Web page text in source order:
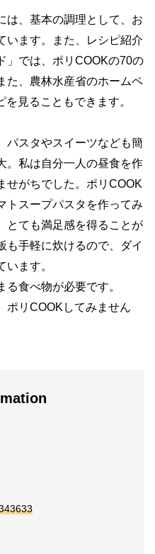
は、基本の調理として、お
います。また、レシピ紹介
」では、ポリCOOKの70の
た、農林水産省のホームペ
見ることもできます。
パスタやスイーツなども簡
。私は自分一人の昼食を作
せがちでした。ポリCOOK
トスープパスタを作ってみ
とても満足感を得ることが
も手軽に炊けるので、ダイ
ます。
食べ物が必要です。
ポリCOOKしてみません